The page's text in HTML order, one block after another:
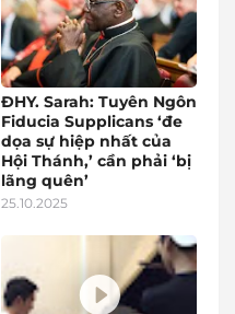
ĐHY. Sarah: Tuyên Ngôn
Fiducia Supplicans ‘đe
dọa sự hiệp nhất của
Hội Thánh,’ cần phải ‘bị
lãng quên’
25.10.2025